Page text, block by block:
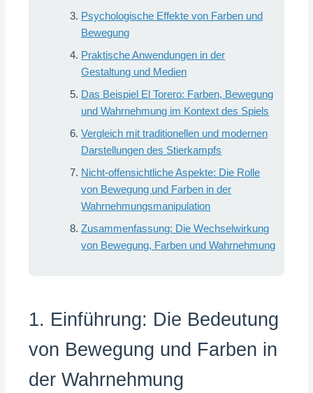
Psychologische Effekte von Farben und
Bewegung
Praktische Anwendungen in der
Gestaltung und Medien
Das Beispiel El Torero: Farben, Bewegung
und Wahrnehmung im Kontext des Spiels
Vergleich mit traditionellen und modernen
Darstellungen des Stierkampfs
Nicht-offensichtliche Aspekte: Die Rolle
von Bewegung und Farben in der
Wahrnehmungsmanipulation
Zusammenfassung: Die Wechselwirkung
von Bewegung, Farben und Wahrnehmung
1. Einführung: Die Bedeutung
von Bewegung und Farben in
der Wahrnehmung